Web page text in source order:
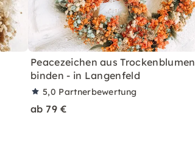
Peacezeichen aus Trockenblumen
binden - in Langenfeld
5,0 Partnerbewertung
ab 79 €